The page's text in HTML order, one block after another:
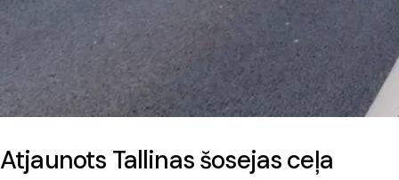
Atjaunots Tallinas šosejas ceļa